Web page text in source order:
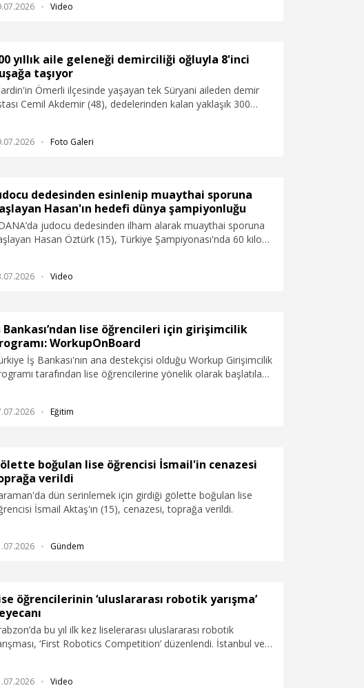
8'inci kuşağa taşımayı hedefliyor.
Video
yıllık aile geleneği demirciliği oğluyla 8'inci
taşıyor
Ömerli ilçesinde yaşayan tek Süryani aileden demir
Cemil Akdemir (48), dedelerinden kalan yaklaşık 300
8'inci kuşağa taşımayı hedefliyor.
Foto Galeri
dedesinden esinlenip muaythai sporuna
Hasan'ın hedefi dünya şampiyonluğu
judocu dedesinden ilham alarak muaythai sporuna
Hasan Öztürk (15), Türkiye Şampiyonası'nda 60 kiloda
yaşatmak ve ülkemi gururlandırmak istiyorum" dedi.
Video
Bankası’ndan lise öğrencileri için girişimcilik
WorkupOnBoard
İş Bankası'nın ana destekçisi olduğu Workup Girişimcilik
tarafından lise öğrencilerine yönelik olarak başlatılan
düzenlenecek eğitime dahil oluyor.
Eğitim
boğulan lise öğrencisi İsmail'in cenazesi
verildi
dün serinlemek için girdiği gölette boğulan lise
İsmail Aktaş'ın (15), cenazesi, toprağa verildi.
Gündem
öğrencilerinin ‘uluslararası robotik yarışma’
bu yıl ilk kez liselerarası uluslararası robotik
‘First Robotics Competition’ düzenlendi. İstanbul ve
Video